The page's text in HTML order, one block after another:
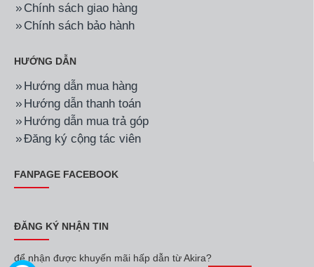
Chính sách giao hàng
Chính sách bảo hành
HƯỚNG DẪN
Hướng dẫn mua hàng
Hướng dẫn thanh toán
Hướng dẫn mua trả góp
Đăng ký cộng tác viên
FANPAGE FACEBOOK
ĐĂNG KÝ NHẬN TIN
để nhận được khuyến mãi hấp dẫn từ Akira?